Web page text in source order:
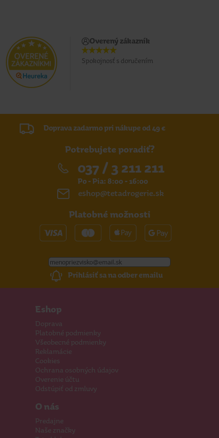
Overený zákazník
Spokojnosť s doručením
Doprava zadarmo pri nákupe od 49 €
Potrebujete poradiť?
037 / 3 211 211
Po - Pia: 8:00 - 16:00
eshop@tetadrogerie.sk
Platobné možnosti
Prihlásiť sa na odber emailu
Eshop
Doprava
Platobné podmienky
Všeobecné podmienky
Reklamácie
Cookies
Ochrana osobných údajov
Overenie účtu
Odstúpiť od zmluvy
O nás
Predajne
Naše značky